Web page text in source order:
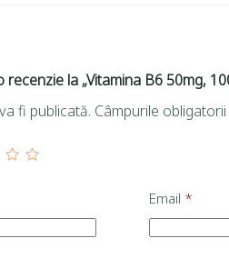
recenzie la „Vitamina B6 50mg,
fi publicată. Câmpurile
Email *